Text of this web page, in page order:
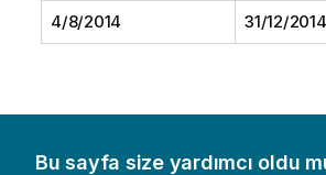
4/8/2014 31/12/2014
Bu sayfa size yardımcı oldu